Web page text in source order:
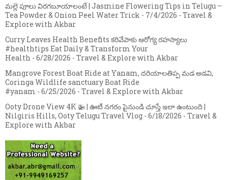
మల్లె పూలు విరగబూయాలంటే | Jasmine Flowering Tips in Telugu –
Tea Powder & Onion Peel Water Trick - 7/4/2026 - Travel &
Explore with Akbar
Curry Leaves Health Benefits కరివేపాకు ఆరోగ్య రహస్యాలు
#healthtips Eat Daily & Transform Your
Health - 6/28/2026 - Travel & Explore with Akbar
Mangrove Forest Boat Ride at Yanam, దరియాలతిప్ప మడ అడవి,
Coringa Wildlife sanctuary Boat Ride
#yanam - 6/25/2026 - Travel & Explore with Akbar
Ooty Drone View 4K 🚁 | ఊటీ నగరం పైనుండి చూస్తే ఇలా ఉంటుంది |
Nilgiris Hills, Ooty Telugu Travel Vlog - 6/18/2026 - Travel &
Explore with Akbar